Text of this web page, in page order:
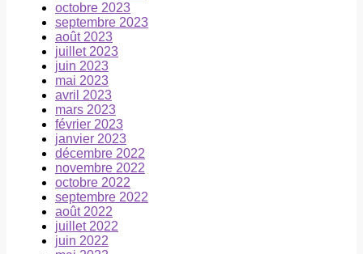
octobre 2023
septembre 2023
août 2023
juillet 2023
juin 2023
mai 2023
avril 2023
mars 2023
février 2023
janvier 2023
décembre 2022
novembre 2022
octobre 2022
septembre 2022
août 2022
juillet 2022
juin 2022